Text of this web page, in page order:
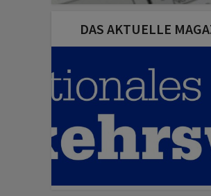
DAS AKTUELLE